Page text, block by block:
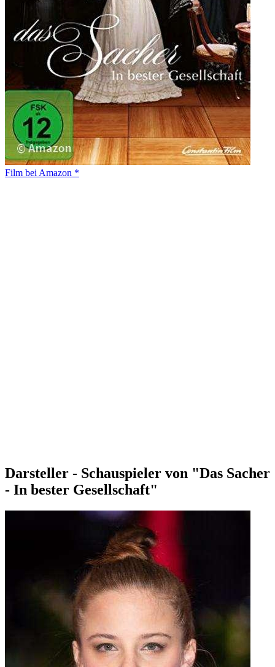
Film bei Amazon *
Darsteller - Schauspieler von "Das Sacher
- In bester Gesellschaft"